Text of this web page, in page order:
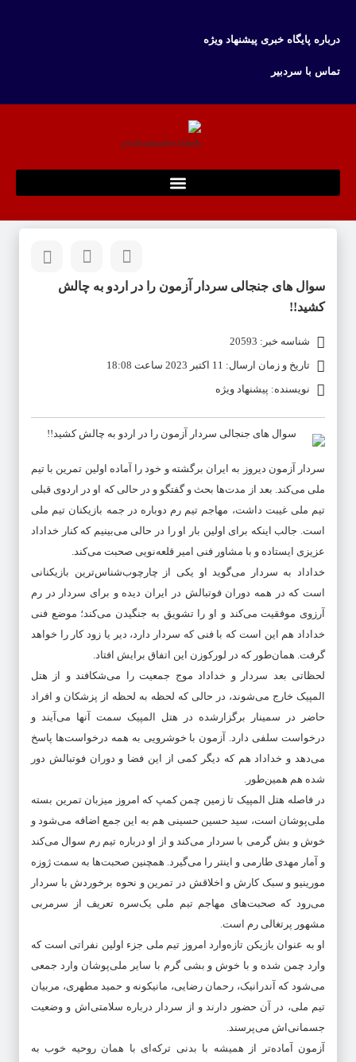
درباره پایگاه خبری پیشنهاد ویژه
تماس با سردبیر
سوال های جنجالی سردار آزمون را در اردو به چالش
کشید!!
شناسه خبر: 20593
تاریخ و زمان ارسال: 11 اکتبر 2023 ساعت 18:08
نویسنده: پیشنهاد ویژه
سردار آزمون دیروز به ایران برگشته و خود را آماده اولین تمرین با تیم
ملی می‌کند. بعد از مدت‌ها بحث و گفتگو و در حالی که او در اردوی قبلی
تیم ملی غیبت داشت، مهاجم تیم رم دوباره در جمه بازیکنان تیم ملی
است. جالب اینکه برای اولین بار او را در حالی می‌بینیم که کنار خداداد
عزیزی ایستاده و با مشاور فنی امیر قلعه‌نویی صحبت می‌کند.
خداداد به سردار می‌گوید او یکی از چارچوب‌شناس‌ترین بازیکنانی
است که در همه دوران فوتبالش در ایران دیده و برای سردار در رم
آرزوی موفقیت می‌کند و او را تشویق به جنگیدن می‌کند؛ موضع فنی
خداداد هم این است که با فنی که سردار دارد، دیر یا زود کار را خواهد
گرفت. همان‌طور که در لورکوزن این اتفاق برایش افتاد.
لحظاتی بعد سردار و خداداد موج جمعیت را می‌شکافند و از هتل
المپیک خارج می‌شوند، در حالی که لحظه به لحظه از پزشکان و افراد
حاضر در سمینار برگزارشده در هتل المپیک سمت آنها می‌آیند و
درخواست سلفی دارد.‌ آزمون با خوشرویی به همه درخواست‌ها پاسخ
می‌دهد و خداداد هم که دیگر کمی از این فضا و دوران فوتبالش دور
شده هم همین‌طور.
در فاصله هتل المپیک تا زمین چمن کمپ که امروز میزبان تمرین بسته
ملی‌پوشان است، سید حسین حسینی هم به این جمع اضافه می‌شود و
خوش و بش گرمی با سردار می‌کند و از او درباره تیم رم سوال می‌کند
و آمار مهدی طارمی و اینتر را می‌گیرد. همچنین صحبت‌ها به سمت ژوزه
مورینیو و سبک کارش و اخلاقش در تمرین و نحوه برخوردش با سردار
می‌رود که صحبت‌های مهاجم تیم ملی یک‌سره تعریف از سرمربی
مشهور پرتغالی رم است.
او به عنوان بازیکن تازه‌وارد امروز تیم ملی جزء اولین نفراتی است که
وارد چمن شده و با خوش و بشی گرم با سایر‌ ملی‌پوشان وارد جمعی
می‌شود که آندرانیک، رحمان رضایی، مانیکونه و حمید مطهری، مربیان
تیم ملی، در آن حضور دارند و از سردار درباره سلامتی‌اش و وضعیت
جسمانی‌اش می‌پرسند.
آزمون آماده‌تر از همیشه با بدنی ترکه‌ای با همان روحیه خوب به